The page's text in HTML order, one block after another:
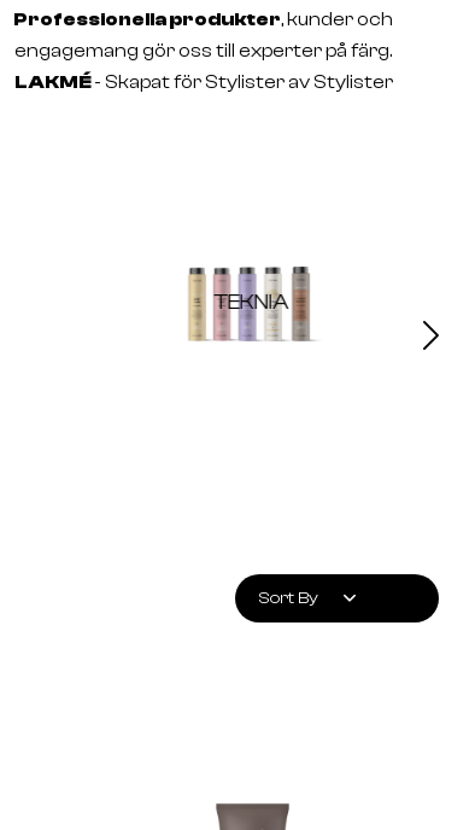
Professionella produkter, kunder och
engagemang gör oss till experter på färg.
LAKMÉ- Skapat för Stylister av Stylister
TEKNIA
Sort By